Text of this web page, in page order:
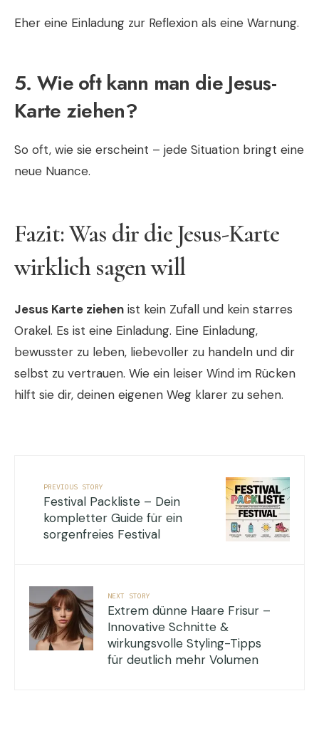
Eher eine Einladung zur Reflexion als eine Warnung.
5. Wie oft kann man die Jesus-
Karte ziehen?
So oft, wie sie erscheint – jede Situation bringt eine
neue Nuance.
Fazit: Was dir die Jesus-Karte
wirklich sagen will
Jesus Karte ziehen ist kein Zufall und kein starres
Orakel. Es ist eine Einladung. Eine Einladung,
bewusster zu leben, liebevoller zu handeln und dir
selbst zu vertrauen. Wie ein leiser Wind im Rücken
hilft sie dir, deinen eigenen Weg klarer zu sehen.
PREVIOUS STORY
Festival Packliste – Dein
kompletter Guide für ein
sorgenfreies Festival
NEXT STORY
Extrem dünne Haare Frisur –
Innovative Schnitte &
wirkungsvolle Styling-Tipps
für deutlich mehr Volumen